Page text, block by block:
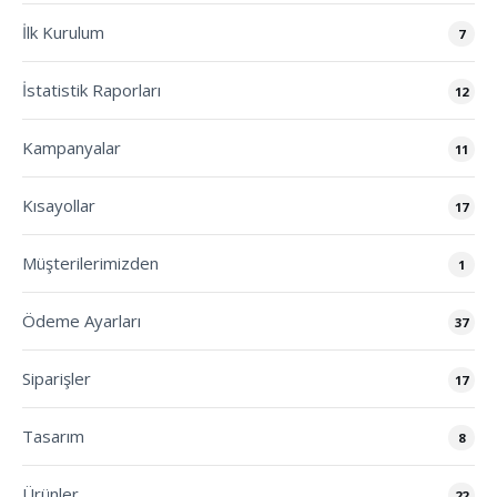
İlk Kurulum 7
İstatistik Raporları 12
Kampanyalar 11
Kısayollar 17
Müşterilerimizden 1
Ödeme Ayarları 37
Siparişler 17
Tasarım 8